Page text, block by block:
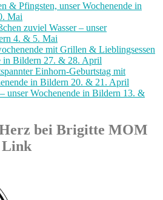
& Pfingsten, unser Wochenende in
Mai
zuviel Wasser – unser
4. & 5. Mai
mit Grillen & Lieblingsessen
in Bildern 27. & 28. April
Einhorn-Geburtstag mit
in Bildern 20. & 21. April
unser Wochenende in Bildern 13. &
bei Brigitte MOM
Link